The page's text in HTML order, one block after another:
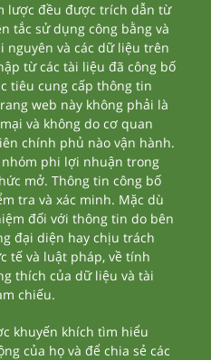
lược đều được trích dẫn từ
tắc sử dụng công bằng và
nguyên và các dữ liệu trên
từ các tài liệu đã công bố
tiêu cung cấp thông tin
web này không phải là
và không do cơ quan
chính phủ nào vận hành.
phi lợi nhuận trong
mở. Thông tin công bố
tra và xác minh. Mặc dù
đối với thông tin do bên
đại diện hay chịu trách
tế và luật pháp, về tính
thích của dữ liệu và tài
chiếu.
khuyến khích tìm hiểu
của họ và để chia sẻ các